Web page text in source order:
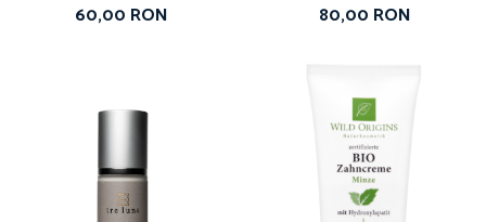
60,00 RON
80,00 RON